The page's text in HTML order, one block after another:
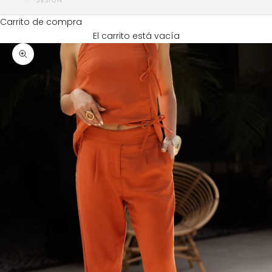
Carrito de compra
El carrito está vacía
Zoom